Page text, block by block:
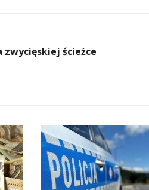
zwycięskiej ścieżce